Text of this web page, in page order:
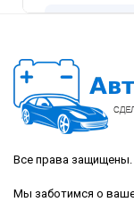
Все права защищены.
Мы заботимся о